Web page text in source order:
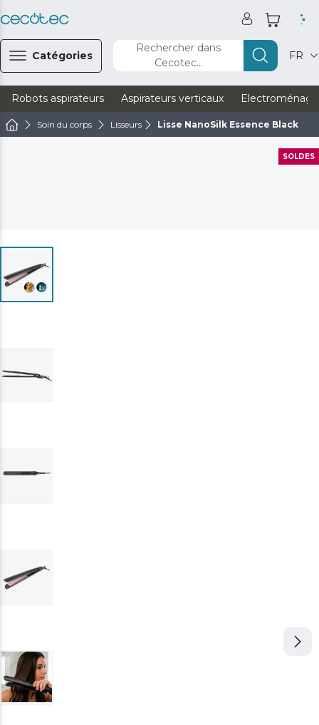
Catégories
Rechercher dans
Cecotec...
FR
Robots aspirateurs Aspirateurs verticaux
Soin du corps Lisseurs Lisse NanoSilk Essence Black
SOLDES